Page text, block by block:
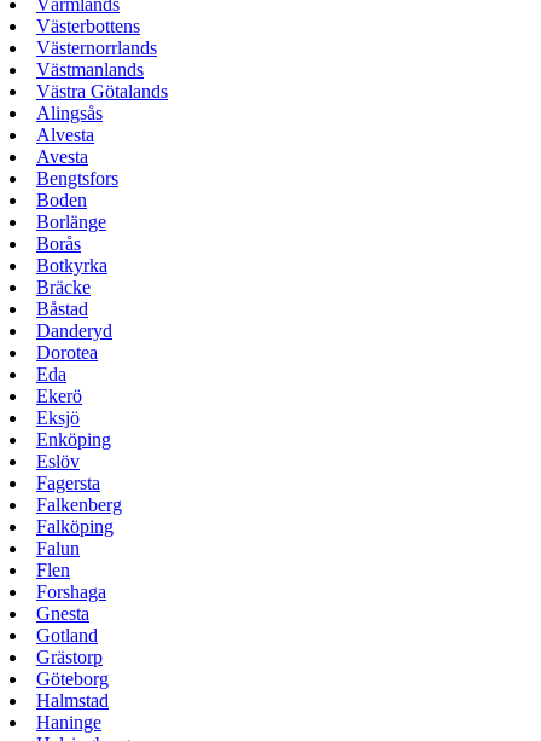
Värmlands
Västerbottens
Västernorrlands
Västmanlands
Västra Götalands
Alingsås
Alvesta
Avesta
Bengtsfors
Boden
Borlänge
Borås
Botkyrka
Bräcke
Båstad
Danderyd
Dorotea
Eda
Ekerö
Eksjö
Enköping
Eslöv
Fagersta
Falkenberg
Falköping
Falun
Flen
Forshaga
Gnesta
Gotland
Grästorp
Göteborg
Halmstad
Haninge